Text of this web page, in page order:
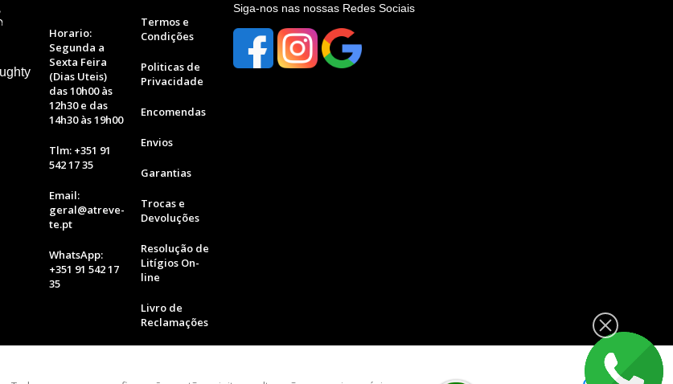
Horario:
Segunda a
Sexta Feira
(Dias Uteis)
das 10h00 às
12h30 e das
14h30 às 19h00
Tlm: +351 91
542 17 35
Email:
geral@atreve-
te.pt
WhatsApp:
+351 91 542 17
35
Termos e
Condições
Politicas de
Privacidade
Encomendas
Envios
Garantias
Trocas e
Devoluções
Resolução de
Litígios On-
line
Livro de
Reclamações
Siga-nos nas nossas Redes Sociais